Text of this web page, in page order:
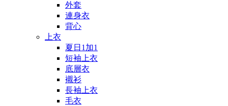
外套
連身衣
背心
上衣
夏日1加1
短袖上衣
底層衣
襯衫
長袖上衣
毛衣